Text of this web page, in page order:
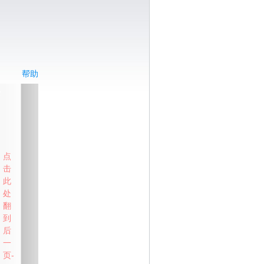
帮助
点
击
此
处
翻
到
后
一
页-